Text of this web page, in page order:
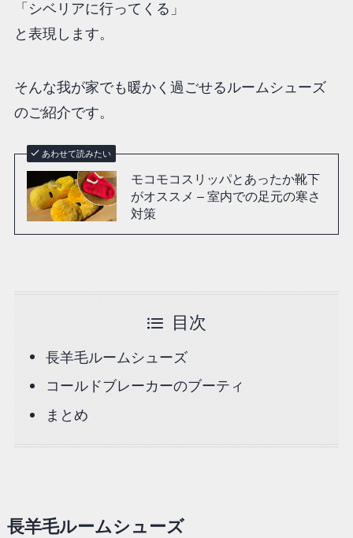
「シベリアに行ってくる」
と表現します。
そんな我が家でも暖かく過ごせるルームシューズ
のご紹介です。
あわせて読みたい
モコモコスリッパとあったか靴下
がオススメ – 室内での足元の寒さ
対策
目次
長羊毛ルームシューズ
コールドブレーカーのブーティ
まとめ
長羊毛ルームシューズ